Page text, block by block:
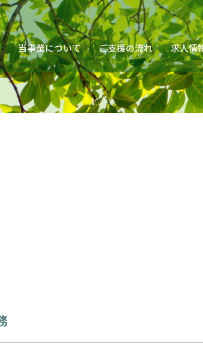
当事業について ご支援の流れ 求人情